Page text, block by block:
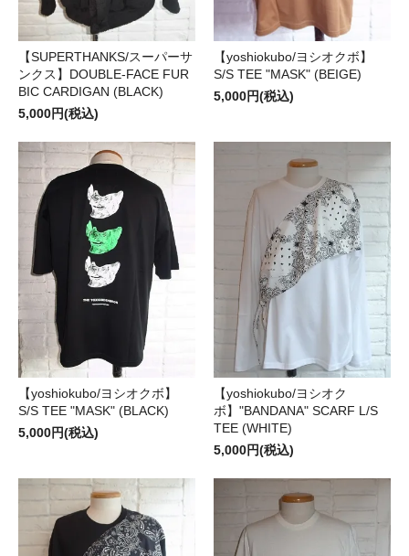
【SUPERTHANKS/スーパーサ
ンクス】DOUBLE-FACE FUR
BIC CARDIGAN (BLACK)
5,000円(税込)
【yoshiokubo/ヨシオクボ】
S/S TEE "MASK" (BEIGE)
5,000円(税込)
【yoshiokubo/ヨシオクボ】
S/S TEE "MASK" (BLACK)
5,000円(税込)
【yoshiokubo/ヨシオク
ボ】"BANDANA" SCARF L/S
TEE (WHITE)
5,000円(税込)